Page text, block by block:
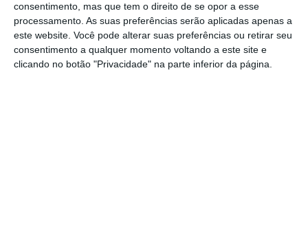
consentimento, mas que tem o direito de se opor a esse
processamento. As suas preferências serão aplicadas apenas a
este website. Você pode alterar suas preferências ou retirar seu
consentimento a qualquer momento voltando a este site e
clicando no botão "Privacidade" na parte inferior da página.
habitação (85%) realizados em abril foi
contratada a taxa mista, ou seja, com uma
fase inicial a taxa fixa seguida de taxa
variável. Neste segmento, a taxa média subiu